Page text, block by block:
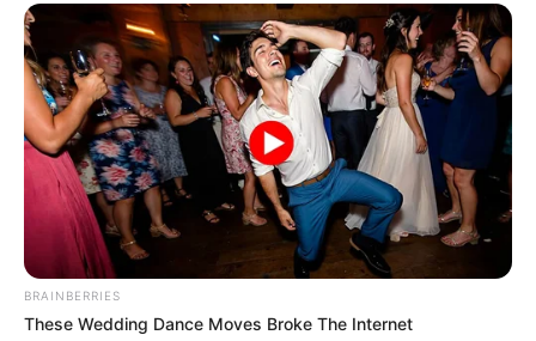
BRAINBERRIES
These Wedding Dance Moves Broke The Internet